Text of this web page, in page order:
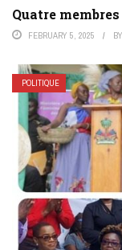
Quatre
FEBRUARY 5, 2025 BY
POLITIQUE